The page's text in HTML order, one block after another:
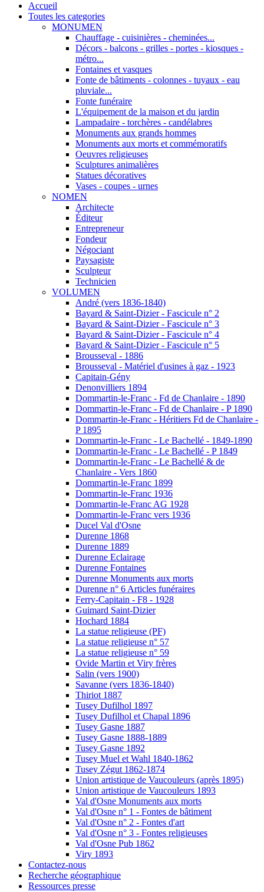
Accueil
Toutes les categories
MONUMEN
Chauffage - cuisinières - cheminées...
Décors - balcons - grilles - portes - kiosques -
métro...
Fontaines et vasques
Fonte de bâtiments - colonnes - tuyaux - eau
pluviale...
Fonte funéraire
L'équipement de la maison et du jardin
Lampadaire - torchères - candélabres
Monuments aux grands hommes
Monuments aux morts et commémoratifs
Oeuvres religieuses
Sculptures animalières
Statues décoratives
Vases - coupes - urnes
NOMEN
Architecte
Éditeur
Entrepreneur
Fondeur
Négociant
Paysagiste
Sculpteur
Technicien
VOLUMEN
André (vers 1836-1840)
Bayard & Saint-Dizier - Fascicule n° 2
Bayard & Saint-Dizier - Fascicule n° 3
Bayard & Saint-Dizier - Fascicule n° 4
Bayard & Saint-Dizier - Fascicule n° 5
Brousseval - 1886
Brousseval - Matériel d'usines à gaz - 1923
Capitain-Gény
Denonvilliers 1894
Dommartin-le-Franc - Fd de Chanlaire - 1890
Dommartin-le-Franc - Fd de Chanlaire - P 1890
Dommartin-le-Franc - Héritiers Fd de Chanlaire -
P 1895
Dommartin-le-Franc - Le Bachellé - 1849-1890
Dommartin-le-Franc - Le Bachellé - P 1849
Dommartin-le-Franc - Le Bachellé & de
Chanlaire - Vers 1860
Dommartin-le-Franc 1899
Dommartin-le-Franc 1936
Dommartin-le-Franc AG 1928
Dommartin-le-Franc vers 1936
Ducel Val d'Osne
Durenne 1868
Durenne 1889
Durenne Eclairage
Durenne Fontaines
Durenne Monuments aux morts
Durenne n° 6 Articles funéraires
Ferry-Capitain - F8 - 1928
Guimard Saint-Dizier
Hochard 1884
La statue religieuse (PF)
La statue religieuse n° 57
La statue religieuse n° 59
Ovide Martin et Viry frères
Salin (vers 1900)
Savanne (vers 1836-1840)
Thiriot 1887
Tusey Dufilhol 1897
Tusey Dufilhol et Chapal 1896
Tusey Gasne 1887
Tusey Gasne 1888-1889
Tusey Gasne 1892
Tusey Muel et Wahl 1840-1862
Tusey Zégut 1862-1874
Union artistique de Vaucouleurs (après 1895)
Union artistique de Vaucouleurs 1893
Val d'Osne Monuments aux morts
Val d'Osne n° 1 - Fontes de bâtiment
Val d'Osne n° 2 - Fontes d'art
Val d'Osne n° 3 - Fontes religieuses
Val d'Osne Pub 1862
Viry 1893
Contactez-nous
Recherche géographique
Ressources presse